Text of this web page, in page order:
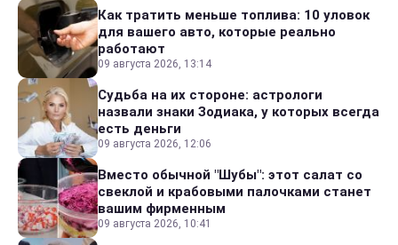
Как тратить меньше топлива: 10 уловок
для вашего авто, которые реально
работают
09 августа 2026, 13:14
Судьба на их стороне: астрологи
назвали знаки Зодиака, у которых всегда
есть деньги
09 августа 2026, 12:06
Вместо обычной "Шубы": этот салат со
свеклой и крабовыми палочками станет
вашим фирменным
09 августа 2026, 10:41